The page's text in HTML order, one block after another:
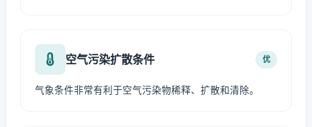
空气污染扩散条件 优
气象条件非常有利于空气污染物稀释、扩散和清除。